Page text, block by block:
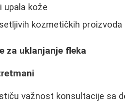
upala kože
kozmetičkih proizvoda
za uklanjanje fleka
važnost konsultacije sa